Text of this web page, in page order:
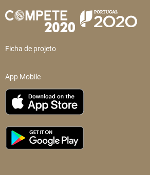
Ficha de projeto
App Mobile